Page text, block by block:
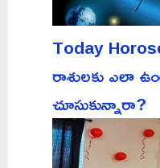
Today
రాశులకు ఎలా
చూసుకున్నారా?